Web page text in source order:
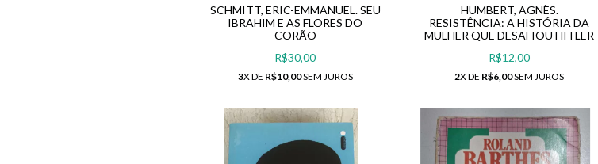
SCHMITT, ERIC-EMMANUEL. SEU
IBRAHIM E AS FLORES DO
CORÃO
R$30,00
3X DE R$10,00SEM JUROS
HUMBERT, AGNÈS.
RESISTÊNCIA: A HISTÓRIA DA
MULHER QUE DESAFIOU HITLER
R$12,00
2X DE R$6,00SEM JUROS